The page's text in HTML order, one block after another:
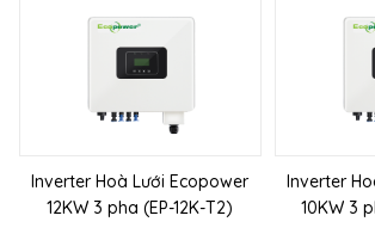
Inverter Hoà Lưới Ecopower
12KW 3 pha (EP-12K-T2)
Inverter
10KW 3